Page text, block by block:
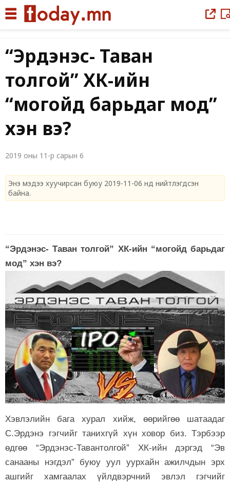
“Эрдэнэс- Таван
толгой” ХК-ийн
“могойд барьдаг мод”
хэн вэ?
2019 оны 11-р сарын 6
Энэ мэдээ хуучирсан буюу 2019-11-06 нд нийтлэгдсэн
байна.
“Эрдэнэс- Таван толгой” ХК-ийн “могойд барьдаг
мод” хэн вэ?
Хэвлэлийн бага хурал хийж, өөрийгөө шатаадаг
С.Эрдэнэ гэгчийг танихгүй хүн ховор биз. Тэрбээр
өдгөө “Эрдэнэс-Тавантолгой” ХК-ийн дэргэд “Эв
санааны нэгдэл” буюу уул уурхайн ажилчдын эрх
ашгийг хамгаалах үйлдвэрчний эвлэл гэгчийг